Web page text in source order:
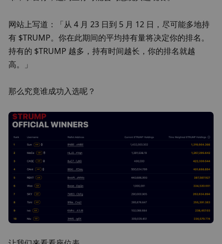
网站上写道：「从 4 月 23 日到 5 月 12 日，尽可能多地持
有 $TRUMP。你在此期间的平均持有量将决定你的排名。
持有的 $TRUMP 越多，持有时间越长，你的排名就越
高。」
那么究竟谁成功入选呢？